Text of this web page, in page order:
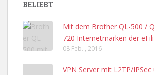
BELIEBT
Mit dem Brother QL-500 /
720 Internetmarken der
08 Feb. , 2016
VPN Server mit L2TP/IPSec